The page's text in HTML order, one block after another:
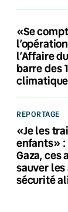
«Se
l’Affaire
barre des
REPORTAGE
«Je les
enfants» :
Gaza,
sauver
sécurité